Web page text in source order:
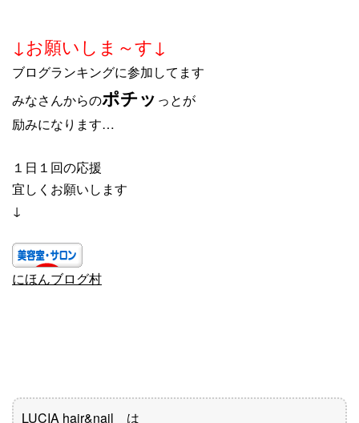
↓お願いしま～す↓
ブログランキングに参加してます
みなさんからのポチッ っとが
励みになります…
１日１回の応援
宜しくお願いします
↓
にほんブログ村
LUCIA hair&nail は